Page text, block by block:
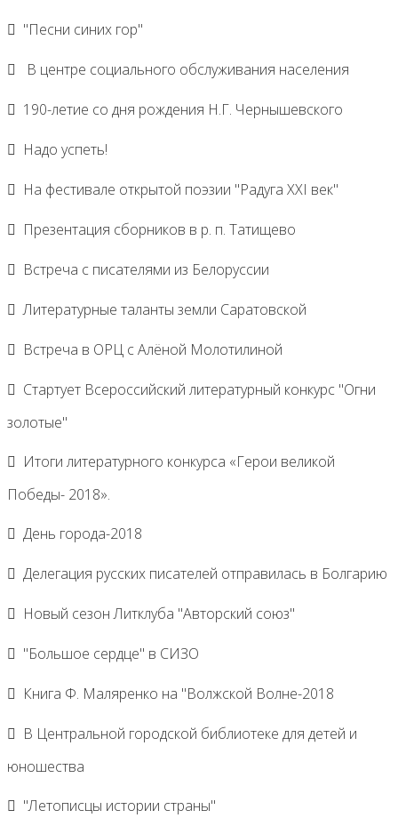
"Песни синих гор"
В центре социального обслуживания населения
190-летие со дня рождения Н.Г. Чернышевского
Надо успеть!
На фестивале открытой поэзии "Радуга XXI век"
Презентация сборников в р. п. Татищево
Встреча с писателями из Белоруссии
Литературные таланты земли Саратовской
Встреча в ОРЦ с Алёной Молотилиной
Cтартует Всероссийский литературный конкурс "Огни
золотые"
Итоги литературного конкурса «Герои великой
Победы- 2018».
День города-2018
Делегация русских писателей отправилась в Болгарию
Новый сезон Литклуба "Авторский союз"
"Большое сердце" в СИЗО
Книга Ф. Маляренко на "Волжской Волне-2018
В Центральной городской библиотеке для детей и
юношества
"Летописцы истории страны"